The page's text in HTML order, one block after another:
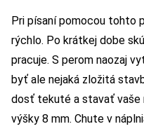
Pri písaní pomocou tohto
rýchlo. Po krátkej dobe
pracuje. S perom naozaj
byť ale nejaká zložitá
dosť tekuté a stavať vaše
výšky 8 mm. Chute v